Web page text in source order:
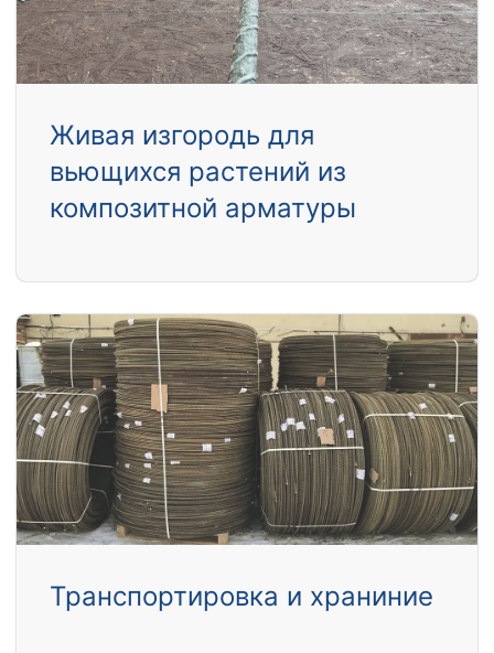
Живая изгородь для
вьющихся растений из
композитной арматуры
Транспортировка и храниние